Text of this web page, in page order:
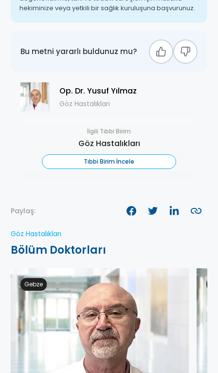
hekiminize veya yetkili bir sağlık kuruluşuna başvurunuz.
Bu metni yararlı buldunuz mu?
Op. Dr. Yusuf Yılmaz
Göz Hastalıkları
İlgili Tıbbi Birim
Göz Hastalıkları
Tıbbi Birim İncele
Paylaş:
Göz Hastalıkları
Bölüm Doktorları
Gebze